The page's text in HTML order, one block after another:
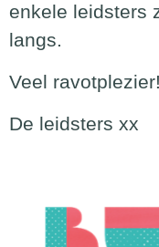
enkele leidsters
langs.
Veel
De leidsters xx